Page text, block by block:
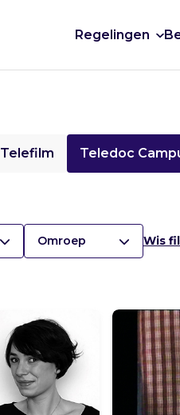
Regelingen
Telefilm Teledoc
Omroep Wis